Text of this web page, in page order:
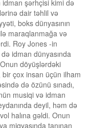
idman şərhçisi kimi də
dair təhlil və
boks dünyasının
maraqlanmağa və
Roy Jones -in
idman dünyasında
döyüşlərdəki
çox insan üçün ilham
də özünü sınadı,
musiqi və idman
deyil, həm də
halına gəldi. Onun
miqyasında tanınan